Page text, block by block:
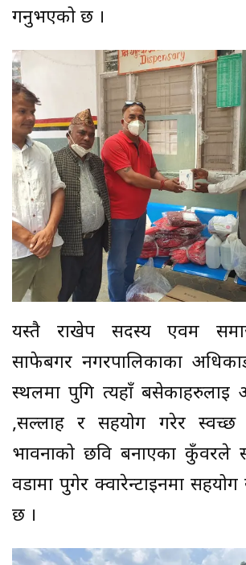
गर्नुभएको छ ।
यस्तै राखेप सदस्य एवम
साफेबगर नगरपालिकाका
स्थलमा पुगि त्यहाँ
,सल्लाह र सहयोग गरेर स्वच्छ
भावनाको छवि बनाएका कुँवरले
वडामा पुगेर क्वारेन्टाइनमा
छ ।